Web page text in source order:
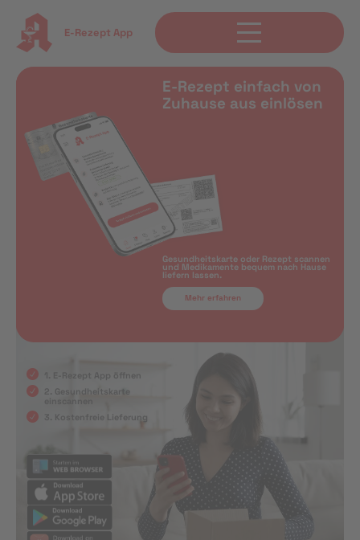
E-Rezept App
E-Rezept einfach von
Zuhause aus einlösen
Gesundheitskarte oder Rezept scannen
und Medikamente bequem nach Hause
liefern lassen.
Mehr erfahren
1. E-Rezept App öffnen
2. Gesundheitskarte
einscannen
3. Kostenfreie Lieferung